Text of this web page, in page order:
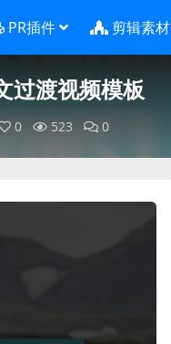
PR插件 剪辑素材
过渡视频模板
0 523 0